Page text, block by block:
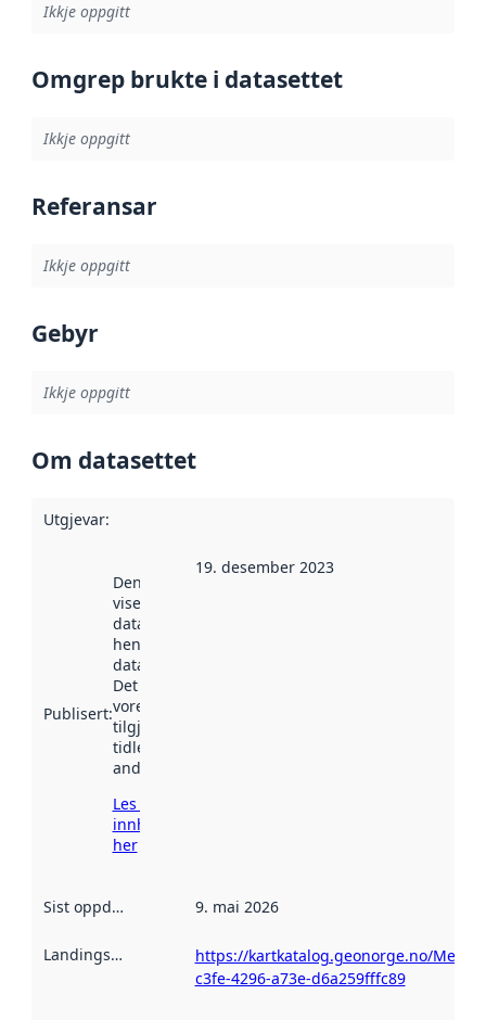
Ikkje oppgitt
Omgrep brukte i datasettet
Ikkje oppgitt
Referansar
Ikkje oppgitt
Gebyr
Ikkje oppgitt
Om datasettet
Utgjevar:
Publisert:
Denne datoen
viser når
datasettet vart
henta inn av
data.norge.no.
Det kan ha
vore
tilgjengeleg
tidlegare
andre stader.
Les meir om
innhenting
her
19. desember 2023
Sist oppdatert 9. mai 2026
Landingsside
https://kartkatalog.geonorge.no/
c3fe-4296-a73e-d6a259fffc89